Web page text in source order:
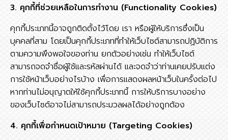
3. คุกกี้ที่ช่วยเหลือในการทำงาน (Functionality Cookies)
คุกกี้ประเภทนี้อาจถูกติดตั้งไว้โดย เรา หรือผู้ให้บริการซึ่งเป็น
บุคคลที่สาม โดยเป็นคุกกี้ประเภทที่ทำให้เว็บไซต์สามารถปฏิบัติการ
ตามความพึงพอใจของท่าน ยกตัวอย่างเช่น ทำให้เว็บไซต์
สามารถจดจำชื่อผู้ใช้และรหัสผ่านได้ และจดจำว่าท่านเคยปรับแต่ง
การใช้หน้าเว็บอย่างไรบ้าง เพื่อการแสดงผลหน้าเว็บในครั้งต่อไป
หากท่านไม่อนุญาตให้ใช้คุกกี้ประเภทนี้ การให้บริการบางอย่าง
ของเว็บไซต์อาจไม่สามารถประมวลผลได้อย่างถูกต้อง
4. คุกกี้เพื่อกำหนดเป้าหมาย (Targeting Cookies)